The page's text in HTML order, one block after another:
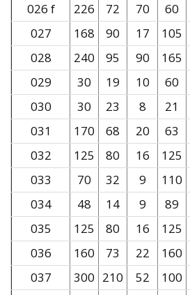
026 f
226 72 70 60
027
168 90 17 105
028
240 95 90 165
029
30 19 10 60
030
30 23 8 21
031
170 68 20 63
032
125 80 16 125
033
70 32 9 110
034
48 14 9 89
035
125 80 16 125
036
160 73 22 160
037
300 210 52 100